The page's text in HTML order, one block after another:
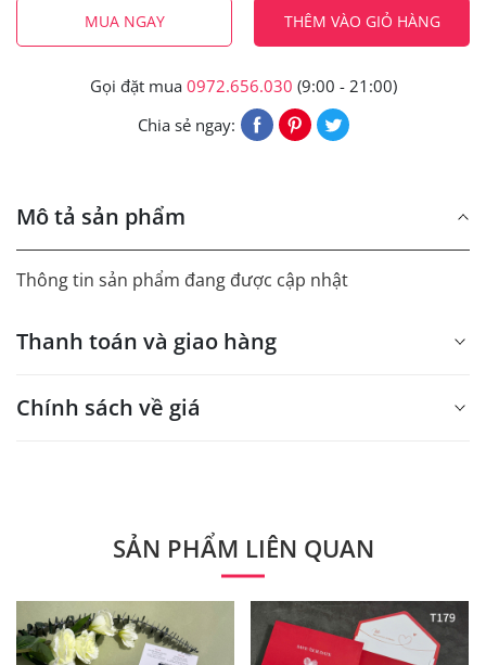
MUA NGAY THÊM VÀO GIỎ HÀNG
Gọi đặt mua 0972.656.030 (9:00 - 21:00)
Chia sẻ ngay:
Mô tả sản phẩm
Thông tin sản phẩm đang được cập nhật
Thanh toán và giao hàng
Chính sách về giá
Quý khách vui lòng liên hệ để có thông tin chính xác.
SẢN PHẨM LIÊN QUAN